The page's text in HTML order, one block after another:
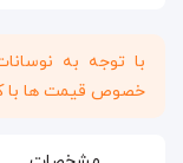
با توجه به
خصوص قیمت ها با